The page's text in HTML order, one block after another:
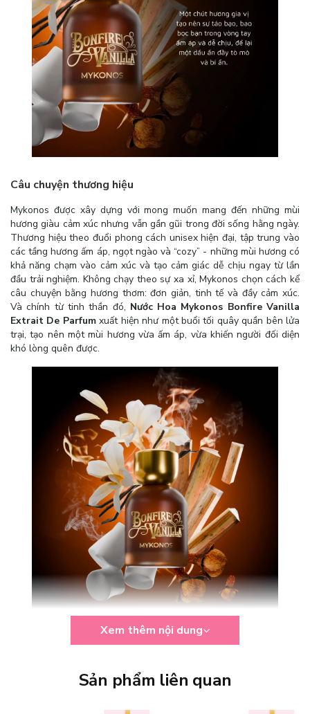
Câu chuyện thương hiệu
Mykonos được xây dựng với mong muốn mang đến những mùi
hương giàu cảm xúc nhưng vẫn gần gũi trong đời sống hằng ngày.
Thương hiệu theo đuổi phong cách unisex hiện đại, tập trung vào
các tầng hương ấm áp, ngọt ngào và “cozy” - những mùi hương có
khả năng chạm vào cảm xúc và tạo cảm giác dễ chịu ngay từ lần
đầu trải nghiệm. Không chạy theo sự xa xỉ, Mykonos chọn cách kể
câu chuyện bằng hương thơm: đơn giản, tinh tế và đầy cảm xúc.
Và chính từ tinh thần đó, Nước Hoa Mykonos Bonfire Vanilla
Extrait De Parfumxuất hiện như một buổi tối quây quần bên lửa
trại, tạo nên một mùi hương vừa ấm áp, vừa khiến người đối diện
khó lòng quên được.
Đặc điểm nổi bật của Bonfire Vanilla
Hoa Mykonos Bonfire Vanilla Extrait De Parfum còn chinh phục
Xem thêm nội dung
Sản phẩm liên quan